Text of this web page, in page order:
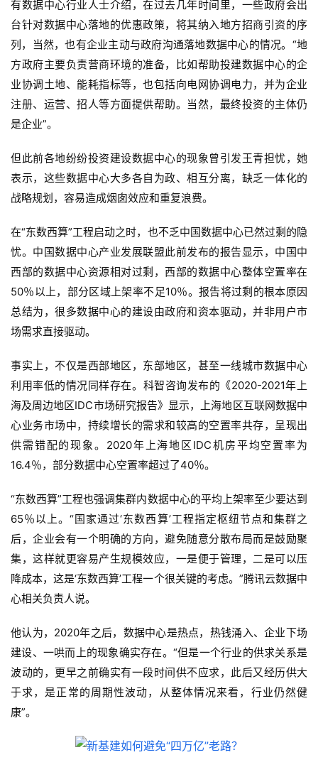
有数据中心行业人士介绍，在过去几年时间里，一些政府会出
台针对数据中心落地的优惠政策，将其纳入地方招商引资的序
列，当然，也有企业主动与政府沟通落地数据中心的情况。“地
方政府主要负责营商环境的准备，比如帮助投建数据中心的企
业协调土地、能耗指标等，也包括向电网协调电力，并为企业
注册、运营、招人等方面提供帮助。当然，最终投资的主体仍
是企业”。
但此前各地纷纷投资建设数据中心的现象曾引发王青担忧，她
表示，这些数据中心大多各自为政、相互分离，缺乏一体化的
战略规划，容易造成烟囱效应和重复浪费。
在“东数西算”工程启动之时，也不乏中国数据中心已然过剩的隐
忧。中国数据中心产业发展联盟此前发布的报告显示，中国中
西部的数据中心资源相对过剩，西部的数据中心整体空置率在
50％以上，部分区域上架率不足10％。报告将过剩的根本原因
总结为，很多数据中心的建设由政府和资本驱动，并非用户市
场需求直接驱动。
事实上，不仅是西部地区，东部地区，甚至一线城市数据中心
利用率低的情况同样存在。科智咨询发布的《2020-2021年上
海及周边地区IDC市场研究报告》显示，上海地区互联网数据中
心业务市场中，持续增长的需求和较高的空置率共存，呈现出
供需错配的现象。2020年上海地区IDC机房平均空置率为
16.4％，部分数据中心空置率超过了40％。
“东数西算”工程也强调集群内数据中心的平均上架率至少要达到
65％以上。“国家通过‘东数西算’工程指定枢纽节点和集群之
后，企业会有一个明确的方向，避免随意分散布局而是鼓励聚
集，这样就更容易产生规模效应，一是便于管理，二是可以压
降成本，这是‘东数西算’工程一个很关键的考虑。”腾讯云数据中
心相关负责人说。
他认为，2020年之后，数据中心是热点，热钱涌入、企业下场
建设、一哄而上的现象确实存在。“但是一个行业的供求关系是
波动的，更早之前确实有一段时间供不应求，此后又经历供大
于求，是正常的周期性波动，从整体情况来看，行业仍然健
康”。